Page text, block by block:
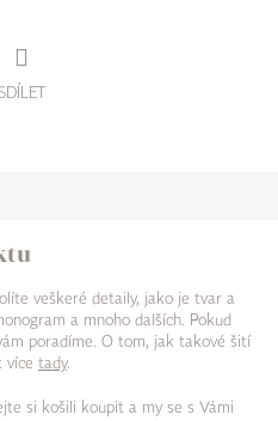
veškeré detaily, jako je tvar a
a mnoho dalších. Pokud
poradíme. O tom, jak takové šití
více tady.
si košili koupit a my se s Vámi